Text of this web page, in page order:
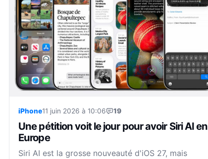
iPhone11 juin 2026 à 10:06 19
Une pétition voit le jour pour avoir Siri AI en
Europe
Siri AI est la grosse nouveauté d'iOS 27, mais